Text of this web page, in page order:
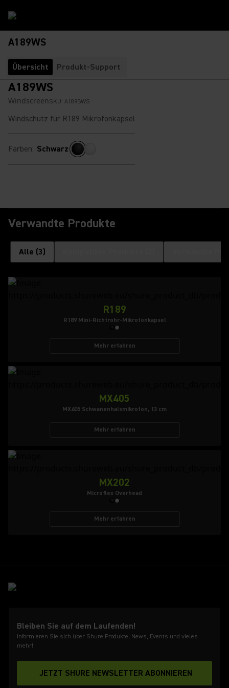
A189WS
Übersicht Produkt-Support
A189WS
Windscreen SKU: A189BWS
Windschutz für R189 Mikrofonkapsel
Farben: Schwarz
Verwandte Produkte
Alle (3)
R189
R189 Mini-Richtrohr-Mikrofonkapsel
Mehr erfahren
MX405
MX405 Schwanenhalsmikrofon, 13 cm
Mehr erfahren
MX202
Microflex Overhead
Mehr erfahren
Bleiben Sie auf dem Laufenden!
Informieren Sie sich über Shure Produkte, News, Events und vieles
mehr!
JETZT SHURE NEWSLETTER ABONNIEREN